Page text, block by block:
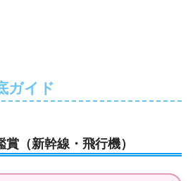
ガイド
（新幹線・飛行機）